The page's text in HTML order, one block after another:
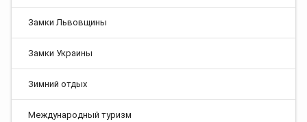
Замки Львовщины
Замки Украины
Зимний отдых
Международный туризм